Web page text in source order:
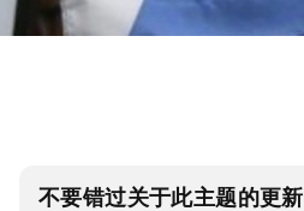
不要错过关于此主题的更新